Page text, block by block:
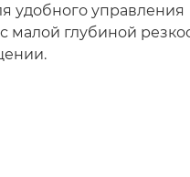
удобного управления
малой глубиной